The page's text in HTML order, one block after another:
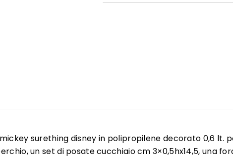
surething disney in polipropilene decorato 0,6 lt.
un set di posate cucchiaio cm 3×0,5hx14,5, una